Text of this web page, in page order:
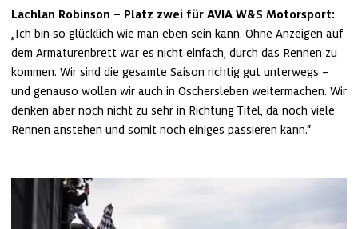
„Ich bin so glücklich wie man eben sein kann. Ohne Anzeigen auf
dem Armaturenbrett war es nicht einfach, durch das Rennen zu
kommen. Wir sind die gesamte Saison richtig gut unterwegs –
und genauso wollen wir auch in Oschersleben weitermachen. Wir
denken aber noch nicht zu sehr in Richtung Titel, da noch viele
Rennen anstehen und somit noch einiges passieren kann.“